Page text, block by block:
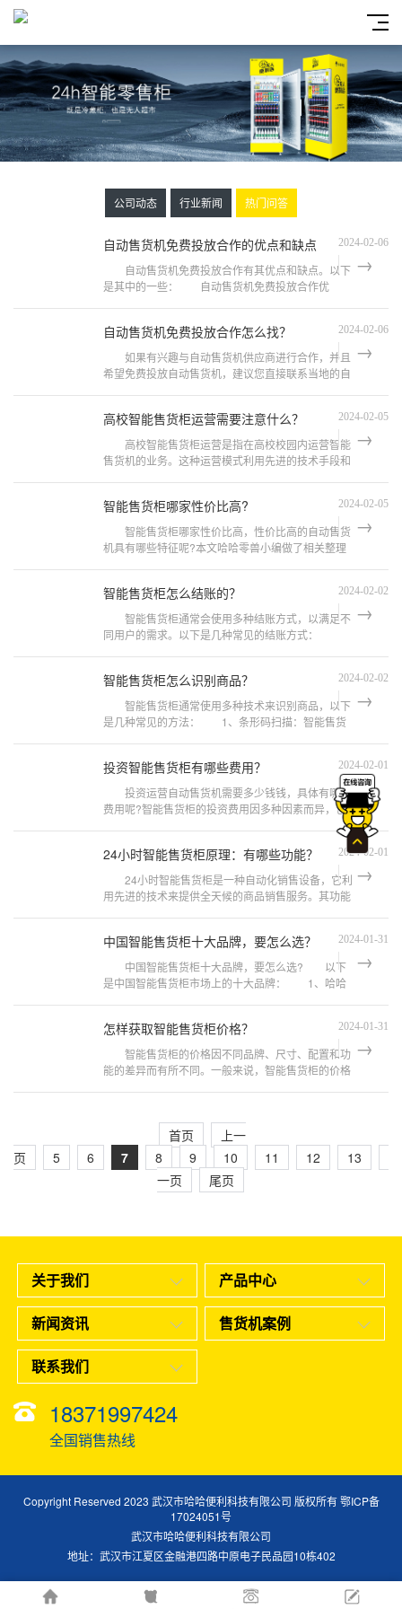
公司动态 行业新闻 热门问答
自动售货机免费投放合作的优点和缺点 2024-02-06
自动售货机免费投放合作有其优点和缺点。以下
是其中的一些： 自动售货机免费投放合作优
自动售货机免费投放合作怎么找？ 2024-02-06
如果有兴趣与自动售货机供应商进行合作，并且
希望免费投放自动售货机，建议您直接联系当地的自
高校智能售货柜运营需要注意什么？ 2024-02-05
高校智能售货柜运营是指在高校校园内运营智能
售货机的业务。这种运营模式利用先进的技术手段和
智能售货柜哪家性价比高? 2024-02-05
智能售货柜哪家性价比高，性价比高的自动售货
机具有哪些特征呢?本文哈哈零兽小编做了相关整理
智能售货柜怎么结账的？ 2024-02-02
智能售货柜通常会使用多种结账方式，以满足不
同用户的需求。以下是几种常见的结账方式：
智能售货柜怎么识别商品？ 2024-02-02
智能售货柜通常使用多种技术来识别商品，以下
是几种常见的方法： 1、条形码扫描：智能售货
投资智能售货柜有哪些费用？ 2024-02-01
投资运营自动售货机需要多少钱钱，具体有哪些
费用呢?智能售货柜的投资费用因多种因素而异，包
括售货柜类型、品牌、尺寸、功能等。以下是一些常
24小时智能售货柜原理：有哪些功能？ 2024-02-01
24小时智能售货柜是一种自动化销售设备，它利
用先进的技术来提供全天候的商品销售服务。其功能
中国智能售货柜十大品牌，要怎么选？ 2024-01-31
中国智能售货柜十大品牌，要怎么选? 以下
是中国智能售货柜市场上的十大品牌： 1、哈哈
怎样获取智能售货柜价格？ 2024-01-31
智能售货柜的价格因不同品牌、尺寸、配置和功
能的差异而有所不同。一般来说，智能售货柜的价格
首页
上一
页
5 6 7 8 9 10 11 12 13
一页
尾页
关于我们 产品中心
新闻资讯 售货机案例
联系我们
18371997424
全国销售热线
Copyright Reserved 2023 武汉市哈哈便利科技有限公司 版权所有鄂ICP备
17024051号
武汉市哈哈便利科技有限公司
地址：武汉市江夏区金融港四路中原电子民品园10栋402